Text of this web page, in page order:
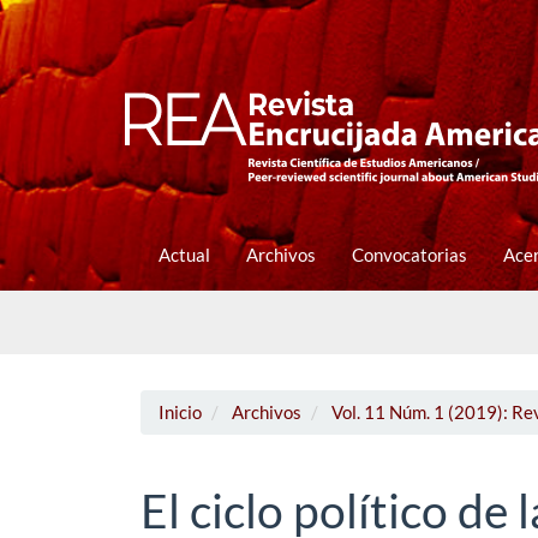
Navegación
Contenido
principal
Barra
Actual Archivos Convocatorias
Inicio Archivos Vol. 11 Núm. 1 (2019):
El ciclo político de